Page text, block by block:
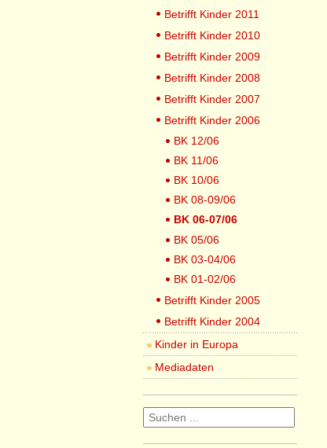
Betrifft Kinder 2011
Betrifft Kinder 2010
Betrifft Kinder 2009
Betrifft Kinder 2008
Betrifft Kinder 2007
Betrifft Kinder 2006
BK 12/06
BK 11/06
BK 10/06
BK 08-09/06
BK 06-07/06
BK 05/06
BK 03-04/06
BK 01-02/06
Betrifft Kinder 2005
Betrifft Kinder 2004
Kinder in Europa
Mediadaten